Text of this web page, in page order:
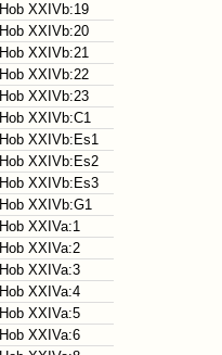
Hob XXIVb:19
Hob XXIVb:20
Hob XXIVb:21
Hob XXIVb:22
Hob XXIVb:23
Hob XXIVb:C1
Hob XXIVb:Es1
Hob XXIVb:Es2
Hob XXIVb:Es3
Hob XXIVb:G1
Hob XXIVa:1
Hob XXIVa:2
Hob XXIVa:3
Hob XXIVa:4
Hob XXIVa:5
Hob XXIVa:6